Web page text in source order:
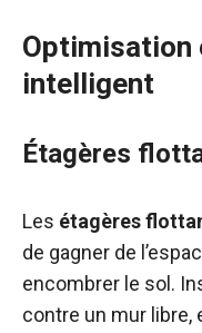
Optimisation
intelligent
Étagères
Les étagères
de gagner de
encombrer le sol.
contre un mur